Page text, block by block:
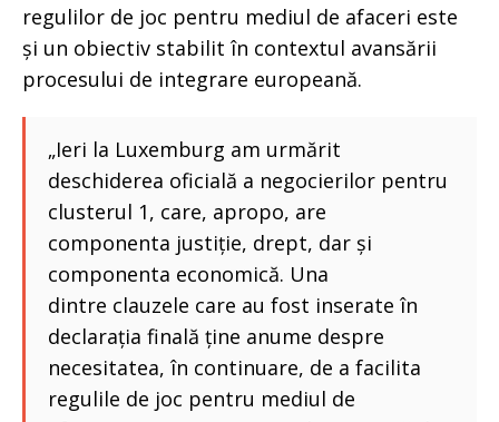
regulilor de joc pentru mediul de afaceri este
și un obiectiv stabilit în contextul avansării
procesului de integrare europeană.
„Ieri la Luxemburg am urmărit
deschiderea oficială a negocierilor pentru
clusterul 1, care, apropo, are
componenta justiție, drept, dar și
componenta economică. Una
dintre clauzele care au fost inserate în
declarația finală ține anume despre
necesitatea, în continuare, de a facilita
regulile de joc pentru mediul de